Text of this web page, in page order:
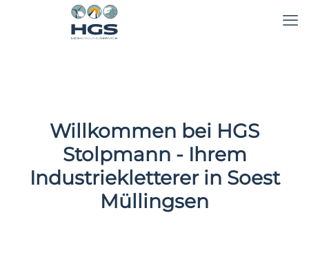
Willkommen bei HGS
Stolpmann - Ihrem
Industriekletterer in Soest
Müllingsen